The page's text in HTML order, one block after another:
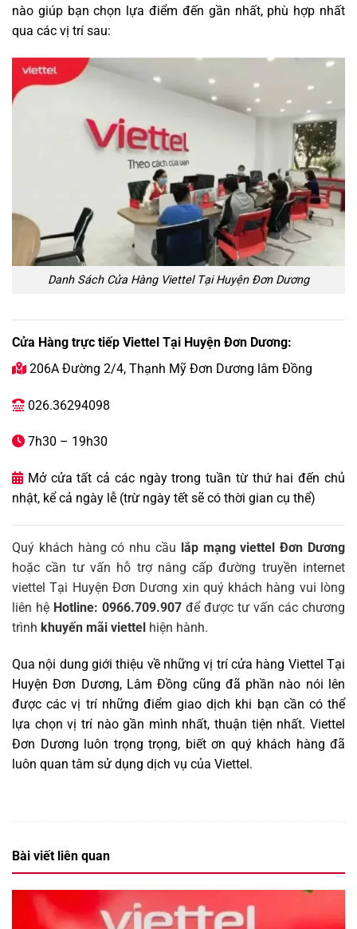
nào giúp bạn chọn lựa điểm đến gần nhất, phù hợp nhất
qua các vị trí sau:
Danh Sách Cửa Hàng Viettel Tại Huyện Đơn Dương
Cửa Hàng trực tiếp Viettel Tại Huyện Đơn Dương:
 206A Đường 2/4, Thạnh Mỹ Đơn Dương lâm Đồng
 026.36294098
 7h30 – 19h30
 Mở cửa tất cả các ngày trong tuần từ thứ hai đến chủ
nhật, kể cả ngày lễ (trừ ngày tết sẽ có thời gian cụ thể)
Quý khách hàng có nhu cầu lắp mạng viettel Đơn Dương
hoặc cần tư vấn hỗ trợ nâng cấp đường truyền internet
viettel Tại Huyện Đơn Dương xin quý khách hàng vui lòng
liên hệ Hotline: 0966.709.907 để được tư vấn các chương
trình khuyến mãi viettel hiện hành.
Qua nội dung giới thiệu về những vị trí cửa hàng Viettel Tại
Huyện Đơn Dương, Lâm Đồng cũng đã phần nào nói lên
được các vị trí những điểm giao dịch khi bạn cần có thể
lựa chọn vị trí nào gần mình nhất, thuận tiện nhất. Viettel
Đơn Dương luôn trọng trọng, biết ơn quý khách hàng đã
luôn quan tâm sử dụng dịch vụ của Viettel.
Bài viết liên quan